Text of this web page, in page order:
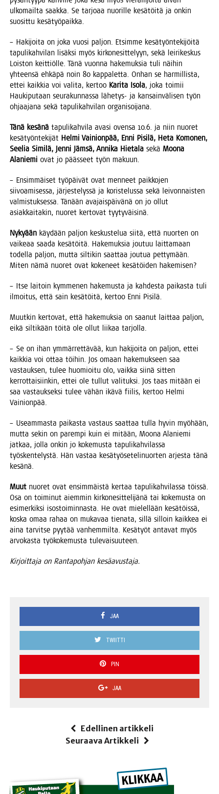
ulko­mail­ta saak­ka. Se tar­jo­aa nuo­ril­le kesä­töi­tä ja onkin
suo­sit­tu kesätyöpaikka.
– Haki­joi­ta on joka vuo­si pal­jon. Etsim­me kesä­työn­te­ki­jöi­tä
tapu­li­kah­vi­lan lisäk­si myös kir­ko­ne­sit­te­lyyn, sekä lei­ri­kes­kus
Lois­ton keit­tiöl­le. Tänä vuon­na hake­muk­sia tuli näi­hin
yhteen­sä ehkä­pä noin 80 kap­pa­let­ta. Onhan se har­mil­lis­ta,
ettei kaik­kia voi vali­ta, ker­too Kari­ta Iso­la, joka toi­mii
Hau­ki­pu­taan seu­ra­kun­nas­sa lähe­tys- ja kan­sain­vä­li­sen työn
ohjaa­ja­na sekä tapu­li­kah­vi­lan organisoijana.
Tänä kesä­nä tapu­li­kah­vi­la ava­si oven­sa 10.6. ja niin nuo­ret
kesä­työn­te­ki­jät Hel­mi Vai­nion­pää, Enni Pisi­lä, Heta Komo­nen,
See­lia Simi­lä, Jen­ni Jäm­sä, Anni­ka Hie­ta­la sekä Moo­na
Ala­nie­mi ovat jo pääs­seet työn makuun.
– Ensim­mäi­set työ­päi­vät ovat men­neet paik­ko­jen
sii­voa­mi­ses­sa, jär­jes­te­lys­sä ja koris­te­lus­sa sekä lei­von­nais­ten
val­mis­tuk­ses­sa. Tänään ava­jais­päi­vä­nä on jo ollut
asiak­kai­ta­kin, nuo­ret ker­to­vat tyytyväisinä.
Nyky­ään käy­dään pal­jon kes­kus­te­lua sii­tä, että nuor­ten on
vai­ke­aa saa­da kesä­töi­tä. Hake­muk­sia jou­tuu lait­ta­maan
todel­la pal­jon, mut­ta sil­ti­kin saat­taa jou­tua pet­ty­mään.
Miten nämä nuo­ret ovat koke­neet kesä­töi­den hakemisen?
– Itse lai­toin kym­me­nen hake­mus­ta ja kah­des­ta pai­kas­ta tuli
ilmoi­tus, että sain kesä­töi­tä, ker­too Enni Pisilä.
Muut­kin ker­to­vat, että hake­muk­sia on saa­nut lait­taa pal­jon,
eikä sil­ti­kään töi­tä ole ollut lii­kaa tarjolla.
– Se on ihan ymmär­ret­tä­vää, kun haki­joi­ta on pal­jon, ettei
kaik­kia voi ottaa töi­hin. Jos omaan hake­muk­seen saa
vas­tauk­sen, tulee huo­mioi­tu olo, vaik­ka sii­nä sit­ten
ker­rot­tai­siin­kin, ettei ole tul­lut vali­tuk­si. Jos taas mitään ei
saa vas­tauk­sek­si tulee vähän ikä­vä fii­lis, ker­too Hel­mi
Vainionpää.
– Useam­mas­ta pai­kas­ta vas­taus saat­taa tul­la hyvin myö­hään,
mut­ta sekin on parem­pi kuin ei mitään, Moo­na Ala­nie­mi
jat­kaa, jol­la onkin jo koke­mus­ta tapu­li­kah­vi­las­sa
työs­ken­te­lys­tä. Hän vas­taa kesä­työ­se­te­li­nuor­ten arjes­ta tänä
kesänä.
Muut nuo­ret ovat ensim­mäis­tä ker­taa tapu­li­kah­vi­las­sa töis­sä.
Osa on toi­mi­nut aiem­min kir­ko­ne­sit­te­li­jä­nä tai koke­mus­ta on
esi­mer­kik­si isos­toi­min­nas­ta. He ovat mie­lel­lään kesä­töis­sä,
kos­ka omaa rahaa on muka­vaa tie­na­ta, sil­lä sil­loin kaik­kea ei
aina tar­vit­se pyy­tää van­hem­mil­ta. Kesä­työt anta­vat myös
arvo­kas­ta työ­ko­ke­mus­ta tulevaisuuteen.
Kir­joit­ta­ja on Ran­ta­poh­jan kesäavustaja.
JAA
TWIITTI
PIN
JAA
Edellinen artikkeli
Seuraava Artikkeli